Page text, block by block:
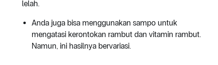
lelah.
Anda juga bisa menggunakan sampo untuk
mengatasi kerontokan rambut dan vitamin rambut.
Namun, ini hasilnya bervariasi.